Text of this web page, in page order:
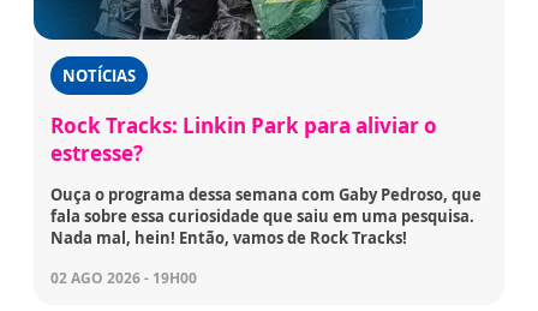
NOTÍCIAS
Rock Tracks: Linkin Park para aliviar o
estresse?
Ouça o programa dessa semana com Gaby Pedroso, que
fala sobre essa curiosidade que saiu em uma pesquisa.
Nada mal, hein! Então, vamos de Rock Tracks!
02 AGO 2026 - 19H00